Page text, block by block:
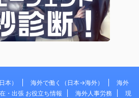
本） 海外で働く（日本→海外）
海外
・出張 お役立ち情報 海外人事労務
現